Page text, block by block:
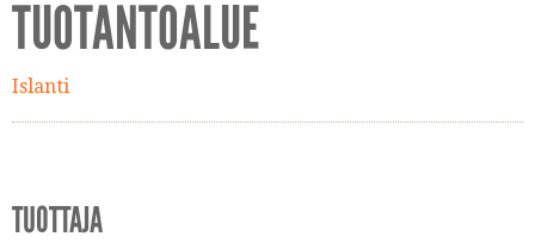
TUOTANTOALUE
Islanti
TUOTTAJA